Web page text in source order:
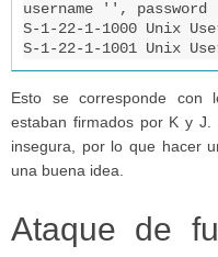
username '',
S-1-22-1-1000 Unix
S-1-22-1-1001 Unix
Esto se corresponde con
estaban firmados por K y
insegura, por lo que hacer
una buena idea.
Ataque de